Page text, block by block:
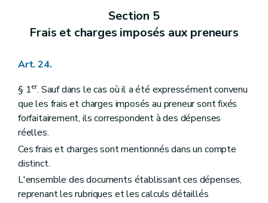
Section 5
Frais et charges imposés aux preneurs
Art. 24.
§ 1er. Sauf dans le cas où il a été expressément convenu
que les frais et charges imposés au preneur sont fixés
forfaitairement, ils correspondent à des dépenses
réelles.
Ces frais et charges sont mentionnés dans un compte
distinct.
L'ensemble des documents établissant ces dépenses,
reprenant les rubriques et les calculs détaillés